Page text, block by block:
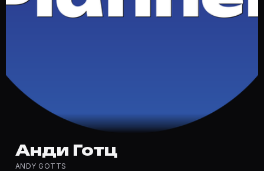
Частые вопросы о Анди Готц
Полный список — на Movie Planner: https://movie-
Кто такой(ая) Анди Готц?
Анди Готц — актёр. Биография и роли на карточке
Где открыть фильмографию Анди Готц?
На Movie Planner: https://movie-planner.ru/s/
Анди Готц
ANDY GOTTS